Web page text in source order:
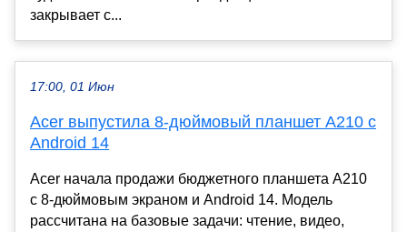
закрывает с...
17:00, 01 Июн
Acer выпустила 8-дюймовый планшет A210 с
Android 14
Acer начала продажи бюджетного планшета A210
с 8-дюймовым экраном и Android 14. Модель
рассчитана на базовые задачи: чтение, видео,